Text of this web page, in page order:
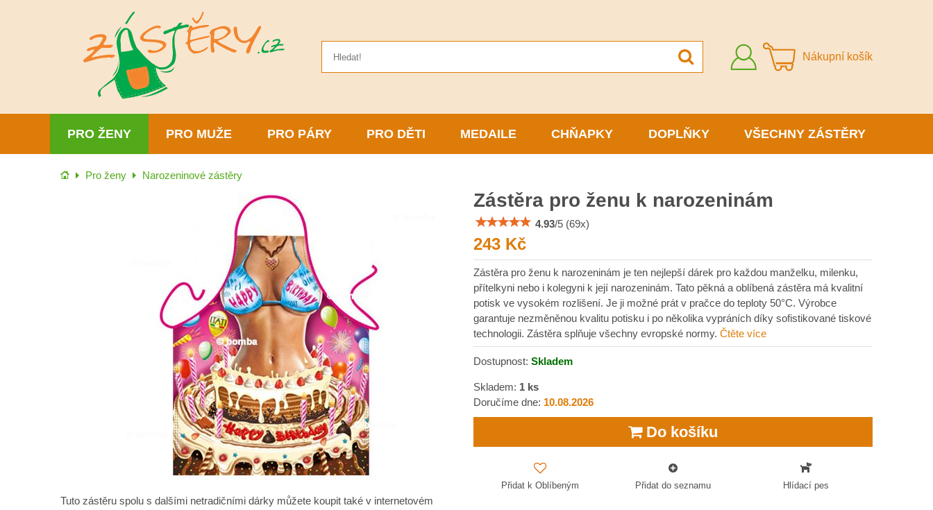
Přihlásit
se
Nákupní košík
PRO ŽENY PRO MUŽE PRO PÁRY PRO DĚTI MEDAILE CHŇAPKY DOPLŇKY VŠECHNY ZÁSTĚRY
Úvod Pro ženy Narozeninové zástěry
Tuto zástěru spolu s dalšími netradičními dárky můžete koupit také v internetovém
Zástěra pro ženu k narozeninám
4.93/5 (69x)
243 Kč
Zástěra pro ženu k narozeninám je ten nejlepší dárek pro každou manželku, milenku,
přítelkyni nebo i kolegyni k její narozeninám. Tato pěkná a oblíbená zástěra má kvalitní
potisk ve vysokém rozlišení. Je ji možné prát v pračce do teploty 50°C. Výrobce
garantuje nezměněnou kvalitu potisku i po několika vypráních díky sofistikované tiskové
technologii. Zástěra splňuje všechny evropské normy. Čtěte více
Dostupnost: Skladem
Skladem: 1 ks
Doručíme dne: 10.08.2026
Do košíku
Přidat k Oblíbeným Přidat do seznamu Hlídací pes